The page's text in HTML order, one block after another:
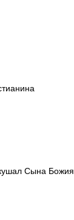
Сына Божия